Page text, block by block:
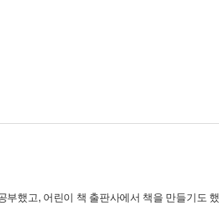
부했고, 어린이 책 출판사에서 책을 만들기도 했